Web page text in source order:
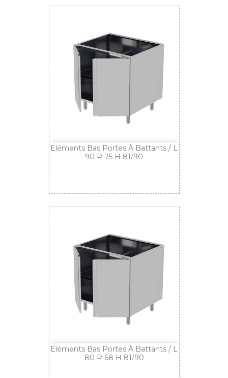
Eléments Bas Portes À Battants / L
90 P 75 H 81/90
Eléments Bas Portes À Battants / L
80 P 68 H 81/90